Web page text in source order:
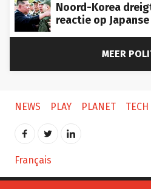
Noord-Korea
reactie op
MEER
NEWS PLAY PLANET TECH
Français